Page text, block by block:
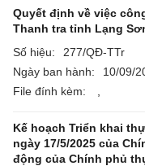
Quyết định về việc
Thanh tra tỉnh Lạng
Số hiệu:
277/QĐ-TTr
Ngày ban hành:
10/09/
File đính kèm:
Kế hoạch Triển khai
ngày 17/5/2025 của
động của Chính phủ